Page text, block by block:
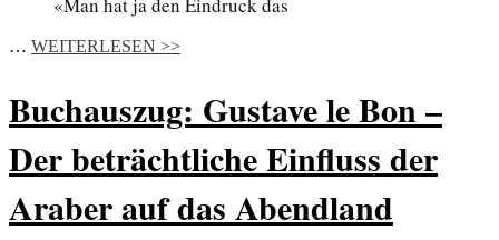
… WEITERLESEN >>
Buchauszug: Gustave le Bon –
Der beträchtliche Einfluss der
Araber auf das Abendland